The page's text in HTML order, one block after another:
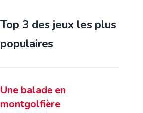
Top 3 des jeux les plus
populaires
Une balade en
montgolfière